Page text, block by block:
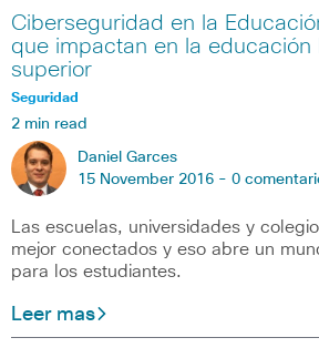
Ciberseguridad en la
que impactan en la educación
superior
Seguridad
2 min read
Daniel Garces
15 November 2016 - 0
Las escuelas, universidades y
mejor conectados y eso abre un
para los estudiantes.
Leer mas